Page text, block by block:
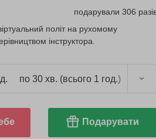
подарували 306
політ на рухомому
інструктора.
по 30 хв. (всього 1 год.)
Подарувати